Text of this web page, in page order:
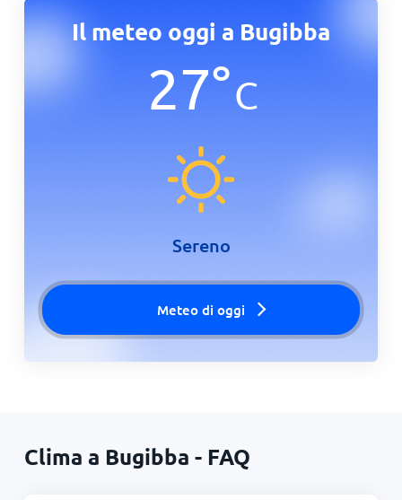
Il meteo oggi a Bugibba
27°C
Sereno
Meteo di oggi
Clima a Bugibba - FAQ